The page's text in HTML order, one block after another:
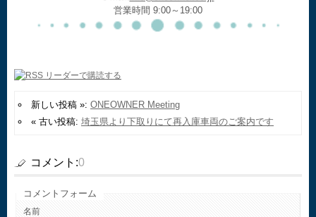
営業時間 9:00～19:00
新しい投稿 »: ONEOWNER Meeting
« 古い投稿: 埼玉県より下取りにて再入庫車両のご案内です
コメント:0
コメントフォーム
名前